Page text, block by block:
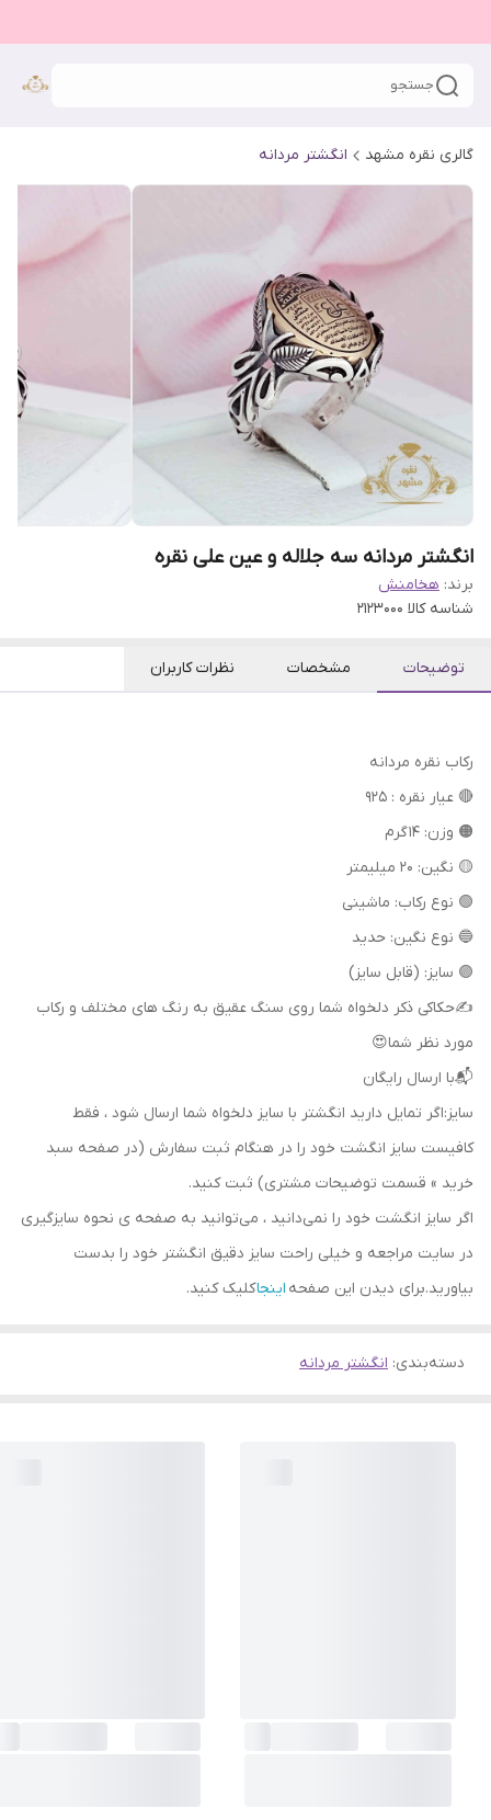
جستجو
گالری نقره مشهد انگشتر مردانه
انگشتر مردانه سه جلاله و عین علی نقره
برند: هخامنش
شناسه کالا 2123000
توضیحات مشخصات نظرات کاربران
رکاب نقره مردانه
🔴 عیار نقره : 925
🟠 وزن: 14 گرم
🟡 نگین: 20 میلیمتر
🟢 نوع رکاب: ماشینی
🔵 نوع نگین: حدید
🟣 سایز: (قابل سایز)
✍حکاکی ذکر دلخواه شما روی سنگ عقیق به رنگ های مختلف و رکاب
مورد نظر شما😍
📬با ارسال رایگان
سایز:اگر تمایل دارید انگشتر با سایز دلخواه شما ارسال شود ، فقط
کافیست سایز انگشت خود را در هنگام ثبت سفارش (در صفحه سبد
خرید » قسمت توضیحات مشتری) ثبت کنید.
اگر سایز انگشت خود را نمی‌دانید ، می‌توانید به صفحه ی نحوه سایزگیری
در سایت مراجعه و خیلی راحت سایز دقیق انگشتر خود را بدست
بیاورید.برای دیدن این صفحه اینجاکلیک کنید.
دسته‌بندی: انگشتر مردانه